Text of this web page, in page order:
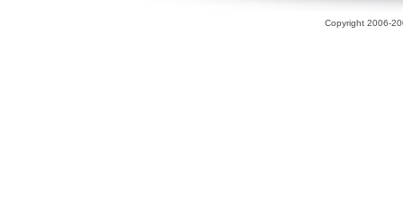
Copyright 2006-